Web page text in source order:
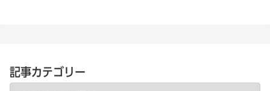
記事カテゴリー